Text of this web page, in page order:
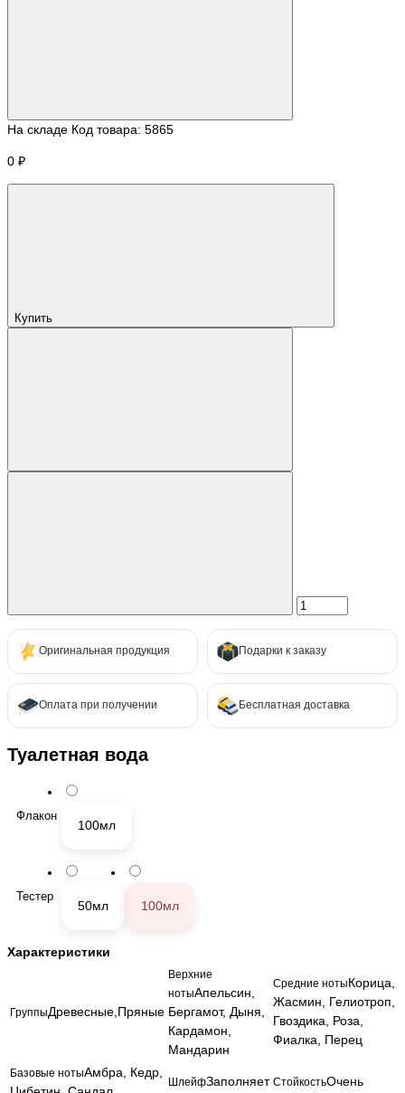
На складе Код товара: 5865
0 ₽
Купить
Оригинальная продукция Подарки к заказу
Оплата при получении Бесплатная доставка
Туалетная вода
Флакон
100мл
Тестер
50мл 100мл
Характеристики
ГруппыДревесные,Пряные
Верхние
нотыАпельсин,
Бергамот, Дыня,
Кардамон,
Мандарин
Средние нотыКорица,
Жасмин, Гелиотроп,
Гвоздика, Роза,
Фиалка, Перец
Базовые нотыАмбра, Кедр,
ШлейфЗаполняет СтойкостьОчень